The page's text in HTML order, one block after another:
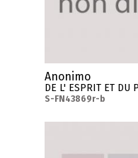
Anonimo
DE L' ESPRIT ET DU
S-FN43869r-b